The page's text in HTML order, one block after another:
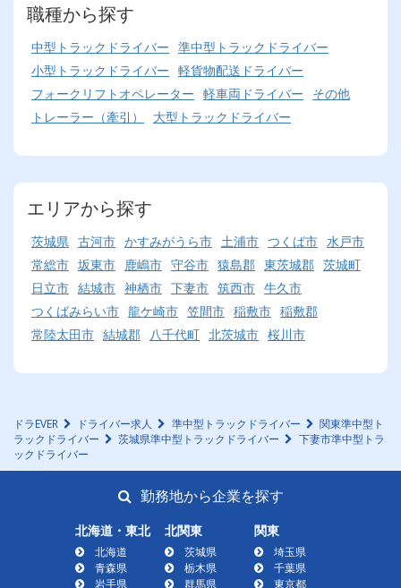
職種から探す
中型トラックドライバー 準中型トラックドライバー
小型トラックドライバー 軽貨物配送ドライバー
フォークリフトオペレーター 軽車両ドライバー
その他
トレーラー（牽引）
大型トラックドライバー
エリアから探す
茨城県 古河市 かすみがうら市 土浦市 つくば市 水戸市
常総市 坂東市 鹿嶋市 守谷市 猿島郡 東茨城郡 茨城町
日立市 結城市 神栖市 下妻市 筑西市 牛久市
つくばみらい市 龍ケ崎市 笠間市 稲敷市 稲敷郡
常陸太田市 結城郡 八千代町 北茨城市 桜川市
ドラEVER ドライバー求人 準中型トラックドライバー
関東準中型ト
ラックドライバー
茨城県準中型トラックドライバー
下妻市準中型トラ
ックドライバー
勤務地から企業を探す
北海道・東北
北海道
青森県
岩手県
北関東
茨城県
栃木県
群馬県
関東
埼玉県
千葉県
東京都